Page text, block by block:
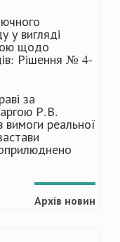
у вигляді
щодо
Рішення № 4-
за
Р.В.
реальної
Архів новин